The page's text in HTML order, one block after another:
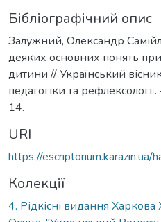
Бібліографічний опис
Залужний, Олександр
деяких основних понять
дитини // Український
педагогіки та
14.
URI
https://
Колекції
4. Рідкісні видання Харкова